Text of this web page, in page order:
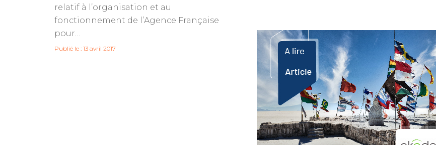
relatif à l’organisation et au
fonctionnement de l’Agence Française
pour…
Publié le : 13 avril 2017